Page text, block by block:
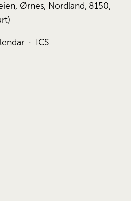
Ørnes, Nordland, 8150
ICS